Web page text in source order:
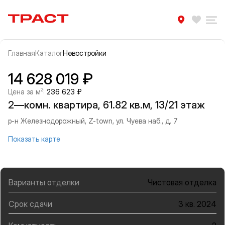
Траст | Служба недвижимости
ГлавнаяКаталогНовостройки
Информация об объекте
Галерея
14 628 019 ₽
Цена за м2: 236 623 ₽
2—комн. квартира, 61.82 кв.м, 13/21 этаж
р-н Железнодорожный, Z-town, ул. Чуева наб., д. 7
Показать карте
Варианты отделки Чистовая отделка
Срок сдачи 3 кв. 2024